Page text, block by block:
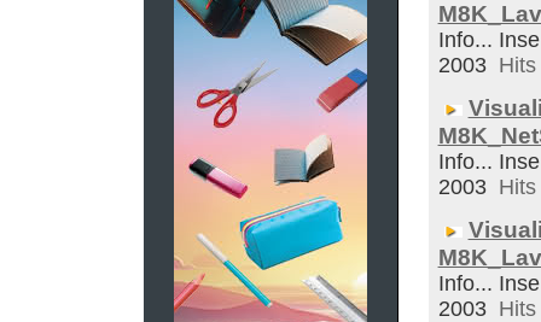
Info...
2003
Info...
2003
Info...
2003